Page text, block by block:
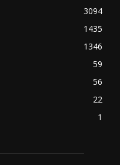
3094
1435
1346
59
56
22
1